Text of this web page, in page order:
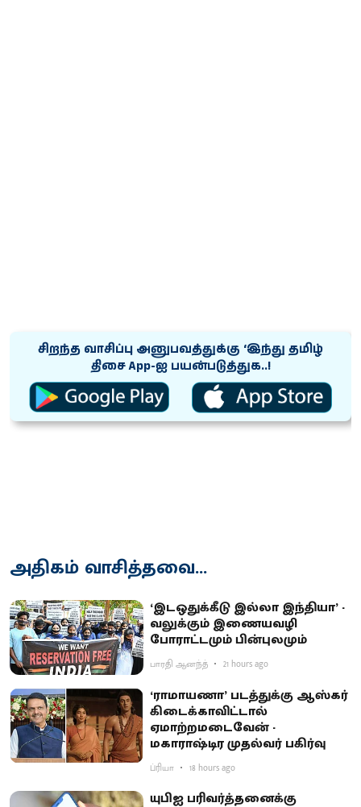
சிறந்த வாசிப்பு அனுபவத்துக்கு ‘இந்து தமிழ்
திசை App-ஐ பயன்படுத்துக..!
அதிகம் வாசித்தவை...
‘இடஒதுக்கீடு இல்லா இந்தியா’ -
வலுக்கும் இணையவழி
போராட்டமும் பின்புலமும்
பாரதி ஆனந்த் 21 hours ago
‘ராமாயணா’ படத்துக்கு ஆஸ்கர்
கிடைக்காவிட்டால்
ஏமாற்றமடைவேன் -
மகாராஷ்டிர முதல்வர் பகிர்வு
ப்ரியா 18 hours ago
யுபிஐ பரிவர்த்தனைக்கு